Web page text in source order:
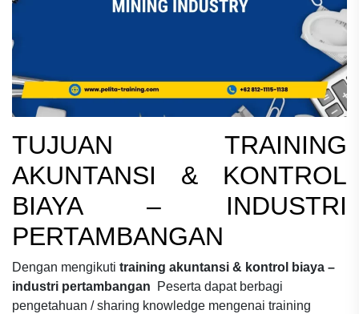
TUJUAN TRAINING
AKUNTANSI & KONTROL
BIAYA – INDUSTRI
PERTAMBANGAN
Dengan mengikuti training akuntansi & kontrol biaya –
industri pertambangan
Peserta dapat berbagi
pengetahuan / sharing knowledge mengenai training